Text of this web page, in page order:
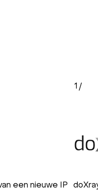
een nieuwe IP
1 /